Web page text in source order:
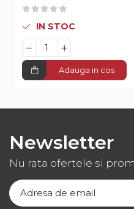
IN STOC
Adauga in cos
Newsletter
Nu rata ofertele si